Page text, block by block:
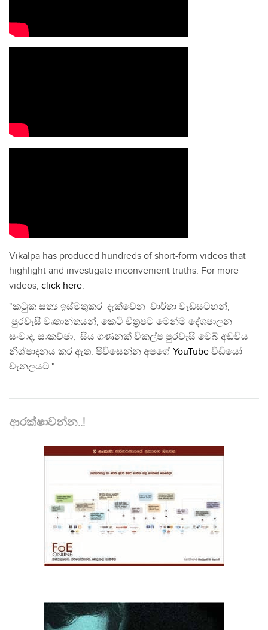
Vikalpa has produced hundreds of short-form videos that
highlight and investigate inconvenient truths. For more
videos, click here.
"කටුක සත්‍ය ඉස්මතුකර දැක්වෙන වාර්තා වැඩසටහන්,
පුරවැසි වෘතාන්තයන්, කෙටි චිත්‍රපට මෙන්ම දේශපාලන
සංවාද, සාකච්ඡා, සිය ගණනක් විකල්ප පුරවැසි වෙබ් අඩවිය
නිශ්පාදනය කර ඇත. පිවිසෙන්න අපගේ YouTube වීඩියෝ
චැනලයට."
ආරක්ෂාවන්න..!